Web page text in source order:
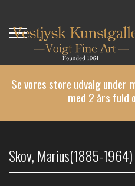
hovedindhold
Se vores store udvalg under
med 2 års fuld
Skov, Marius(1885-1964)